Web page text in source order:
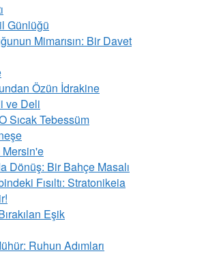
Günlüğü
Mimarısın: Bir Davet
Özün İdrakine
ve Deli
Sıcak Tebessüm
Dönüş: Bir Bahçe Masalı
Fısıltı: Stratonikeia
Eşik
Ruhun Adımları